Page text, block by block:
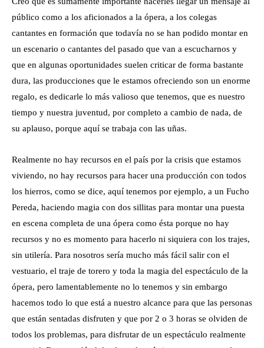
público como a los aficionados a la ópera, a los colegas
cantantes en formación que todavía no se han podido montar en
un escenario o cantantes del pasado que van a escucharnos y
que en algunas oportunidades suelen criticar de forma bastante
dura, las producciones que le estamos ofreciendo son un enorme
regalo, es dedicarle lo más valioso que tenemos, que es nuestro
tiempo y nuestra juventud, por completo a cambio de nada, de
su aplauso, porque aquí se trabaja con las uñas.
Realmente no hay recursos en el país por la crisis que estamos
viviendo, no hay recursos para hacer una producción con todos
los hierros, como se dice, aquí tenemos por ejemplo, a un Fucho
Pereda, haciendo magia con dos sillitas para montar una puesta
en escena completa de una ópera como ésta porque no hay
recursos y no es momento para hacerlo ni siquiera con los trajes,
sin utilería. Para nosotros sería mucho más fácil salir con el
vestuario, el traje de torero y toda la magia del espectáculo de la
ópera, pero lamentablemente no lo tenemos y sin embargo
hacemos todo lo que está a nuestro alcance para que las personas
que están sentadas disfruten y que por 2 o 3 horas se olviden de
todos los problemas, para disfrutar de un espectáculo realmente